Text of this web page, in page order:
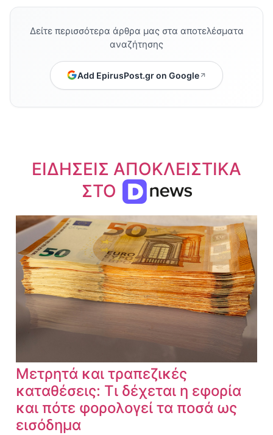
Δείτε περισσότερα άρθρα μας στα αποτελέσματα
αναζήτησης
Add EpirusPost.gr on Google
ΕΙΔΗΣΕΙΣ ΑΠΟΚΛΕΙΣΤΙΚΑ
ΣΤΟ
Μετρητά και τραπεζικές
καταθέσεις: Τι δέχεται η εφορία
και πότε φορολογεί τα ποσά ως
εισόδημα